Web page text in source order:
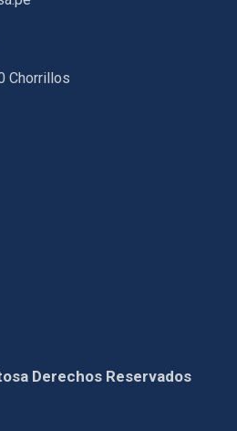
Chorrillos
Derechos Reservados